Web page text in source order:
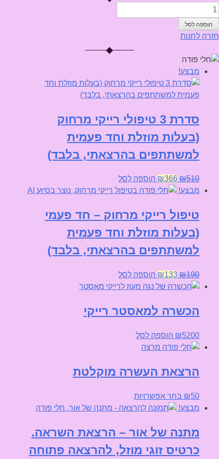
כמות
של
סדרת
8
טיפולי
מרחוק
במתנה
הוספה לסל
חזרה לחנות
מבצע!
סדרת 3 טיפולי רייקי מרחוק
(בעלות מוזלת וחד פעמית
למשתתפים בהרצאתי, בלבד)
₪510
המחיר
המקורי
₪510.
₪366
המחיר
הנוכחי
₪366.
הוספה לסל
מבצע!
טיפול רייקי מרחוק – חד פעמי
(בעלות מוזלת וחד פעמית
למשתתפים בהרצאתי, בלבד)
₪190
המחיר
המקורי
₪190.
₪133
המחיר
הנוכחי
₪133.
הוספה לסל
הכשרה למאסטר רייקי
₪5200 הוספה לסל
הרצאת העשרה מוקלטת
₪50 בחר אפשרויותלמוצר
זה
מספר
סוגים.
ניתן
מבצע!
מתנה של אור – הרצאת השראה.
כרטיס זוגי מוזל, להרצאה פתוחה